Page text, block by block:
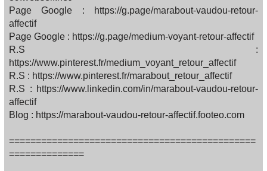
Page Google : https://g.page/marabout-vaudou-retour-
affectif
Page Google : https://g.page/medium-voyant-retour-affectif
R.S :
https://www.pinterest.fr/medium_voyant_retour_affectif
R.S : https://www.pinterest.fr/marabout_retour_affectif
R.S : https://www.linkedin.com/in/marabout-vaudou-retour-
affectif
Blog : https://marabout-vaudou-retour-affectif.footeo.com
==============================================
==============